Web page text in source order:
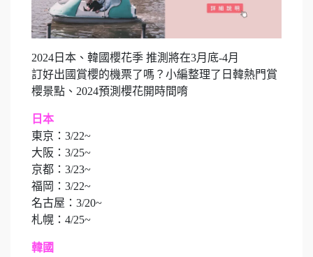
2024日本、韓國櫻花季 推測將在3月底-4月
訂好出國賞櫻的機票了嗎？小編整理了日韓熱門賞
櫻景點、2024預測櫻花開時間唷
日本
東京：3/22~
大阪：3/25~
京都：3/23~
福岡：3/22~
名古屋：3/20~
札幌：4/25~
韓國